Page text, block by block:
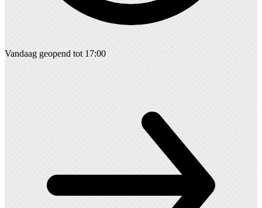
Vandaag geopend tot 17:00